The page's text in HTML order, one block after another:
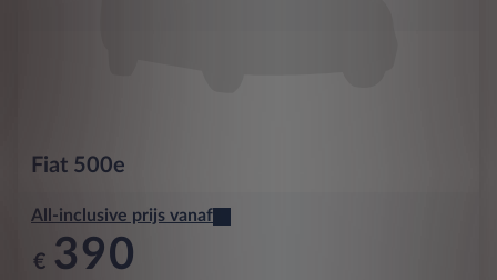
Fiat 500e
All-inclusive prijs vanaf
€ 390